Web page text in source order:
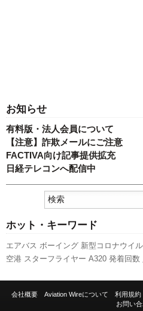
お知らせ
有料版・法人会員について
【注意】詐欺メールにご注意
FACTIVA向け記事提供拡充
日経テレコンへ配信中
ホット・キーワード
エアバス ボーイング 新型コロナウイ
空港 スターフライヤー A320 発着回数
空港 国交省航空局 全日空 A350 XWB
会社概要 Aviation Wireについて 利用規約
お問い